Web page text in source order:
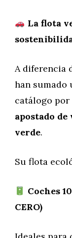
La flota
A diferencia
han sumado
catálogo
apostado
verde.
Su flota
Coches
CERO)